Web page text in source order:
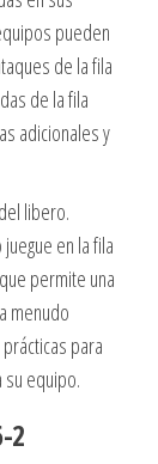
pueden
de la fila
de la fila
adicionales y
libero.
en la fila
permite una
menudo
para
equipo.
2